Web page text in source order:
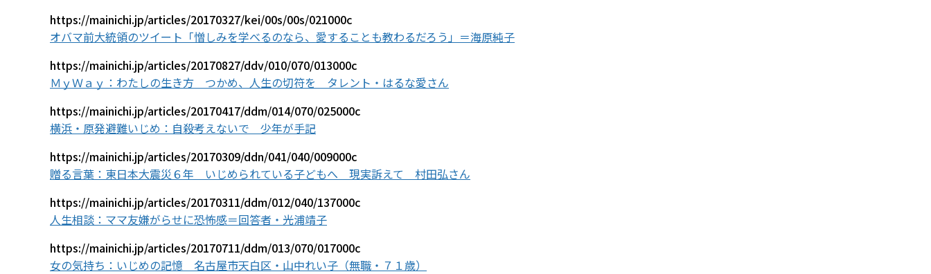
https://mainichi.jp/articles/20170327/kei/00s/00s/021000c
オバマ前大統領のツイート「憎しみを学べるのなら、愛することも教わるだろう」＝海原純子
https://mainichi.jp/articles/20170827/ddv/010/070/013000c
ＭｙＷａｙ：わたしの生き方 つかめ、人生の切符を タレント・はるな愛さん
https://mainichi.jp/articles/20170417/ddm/014/070/025000c
横浜・原発避難いじめ：自殺考えないで 少年が手記
https://mainichi.jp/articles/20170309/ddn/041/040/009000c
贈る言葉：東日本大震災６年 いじめられている子どもへ 現実訴えて 村田弘さん
https://mainichi.jp/articles/20170311/ddm/012/040/137000c
人生相談：ママ友嫌がらせに恐怖感＝回答者・光浦靖子
https://mainichi.jp/articles/20170711/ddm/013/070/017000c
女の気持ち：いじめの記憶 名古屋市天白区・山中れい子（無職・７１歳）